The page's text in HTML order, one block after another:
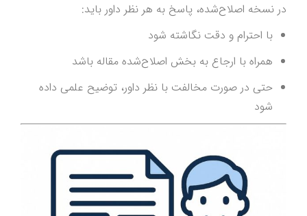
در نسخه اصلاح‌شده، پاسخ به هر نظر داور باید:
با احترام و دقت نگاشته شود
همراه با ارجاع به بخش اصلاح‌شده مقاله باشد
حتی در صورت مخالفت با نظر داور، توضیح علمی داده
شود